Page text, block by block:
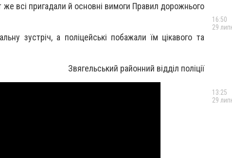
всі пригадали й основні вимоги Правил дорожнього
зустріч, а поліцейські побажали їм цікавого та
Звягельський районний відділ поліції
16:50
29
13:25
29